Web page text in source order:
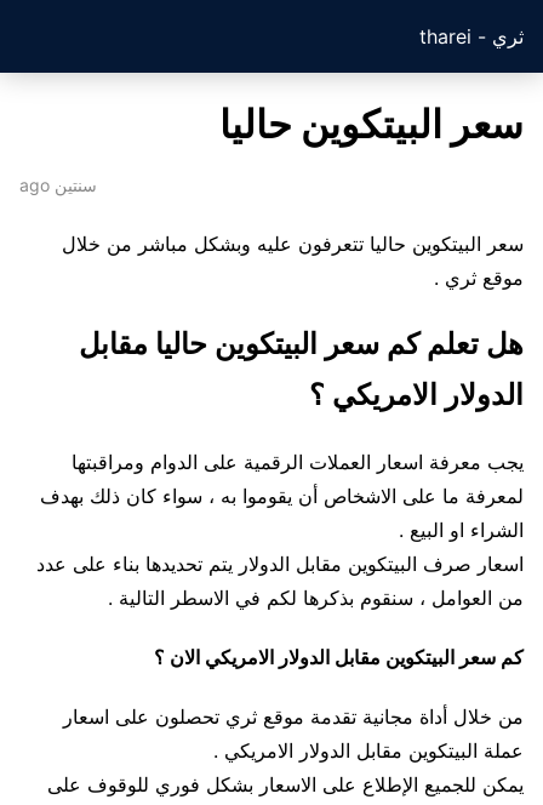
ثري - tharei
سعر البيتكوين حاليا
سنتين ago
سعر البيتكوين حاليا تتعرفون عليه وبشكل مباشر من خلال
موقع ثري .
هل تعلم كم سعر البيتكوين حاليا مقابل
الدولار الامريكي ؟
يجب معرفة اسعار العملات الرقمية على الدوام ومراقبتها
لمعرفة ما على الاشخاص أن يقوموا به ، سواء كان ذلك بهدف
الشراء او البيع .
اسعار صرف البيتكوين مقابل الدولار يتم تحديدها بناء على عدد
من العوامل ، سنقوم بذكرها لكم في الاسطر التالية .
كم سعر البيتكوين مقابل الدولار الامريكي الان ؟
من خلال أداة مجانية تقدمة موقع ثري تحصلون على اسعار
عملة البيتكوين مقابل الدولار الامريكي .
يمكن للجميع الإطلاع على الاسعار بشكل فوري للوقوف على